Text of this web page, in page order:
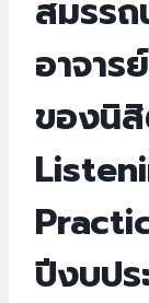
สมรร
อาจาร
ของนิ
ปีงบป